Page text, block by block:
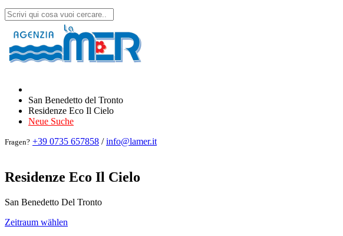
San Benedetto del Tronto
Residenze Eco Il Cielo
Neue Suche
Fragen? +39 0735 657858 /info@lamer.it
Residenze Eco Il Cielo
San Benedetto Del Tronto
Zeitraum wählen